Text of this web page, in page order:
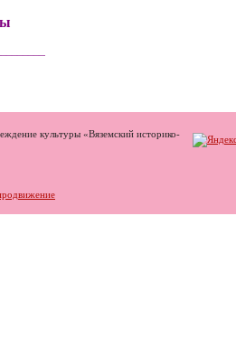
культуры «Вяземский историко-